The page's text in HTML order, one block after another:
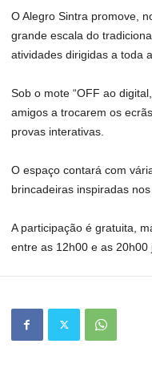
O Alegro Sintra promove,
grande escala do
atividades dirigidas a toda
Sob o mote “OFF ao
amigos a trocarem os
provas interativas.
O espaço contará com
brincadeiras inspiradas
A participação é gratuita,
entre as 12h00 e as 20h00